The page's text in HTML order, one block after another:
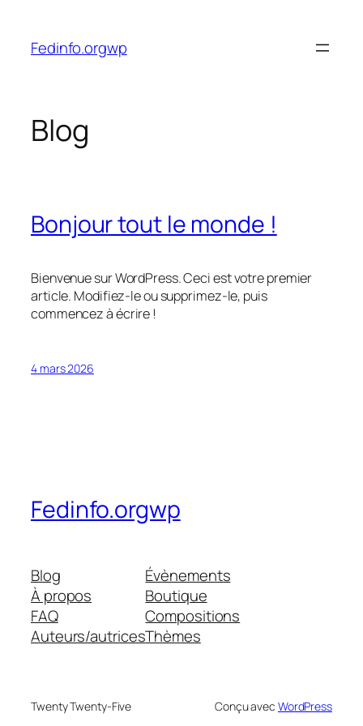
contenu
Fedinfo.orgwp
Blog
Bonjour tout le monde !
Bienvenue sur WordPress. Ceci est votre premier
article. Modifiez-le ou supprimez-le, puis
commencez à écrire !
4 mars 2026
Fedinfo.orgwp
Blog
À propos
FAQ
Auteurs/autrices
Évènements
Boutique
Compositions
Thèmes
Twenty Twenty-Five Conçu avec WordPress